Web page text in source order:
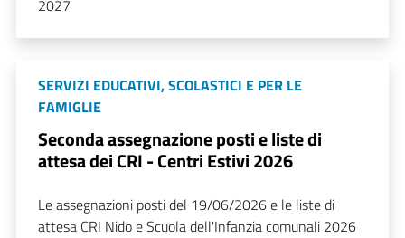
2027
SERVIZI EDUCATIVI, SCOLASTICI E PER LE
FAMIGLIE
Seconda assegnazione posti e liste di
attesa dei CRI - Centri Estivi 2026
Le assegnazioni posti del 19/06/2026 e le liste di
attesa CRI Nido e Scuola dell'Infanzia comunali 2026